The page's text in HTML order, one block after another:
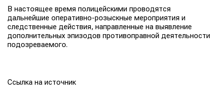
В настоящее время полицейскими проводятся
дальнейшие оперативно-розыскные мероприятия и
следственные действия, направленные на выявление
дополнительных эпизодов противоправной деятельности
подозреваемого.
Ссылка на источник